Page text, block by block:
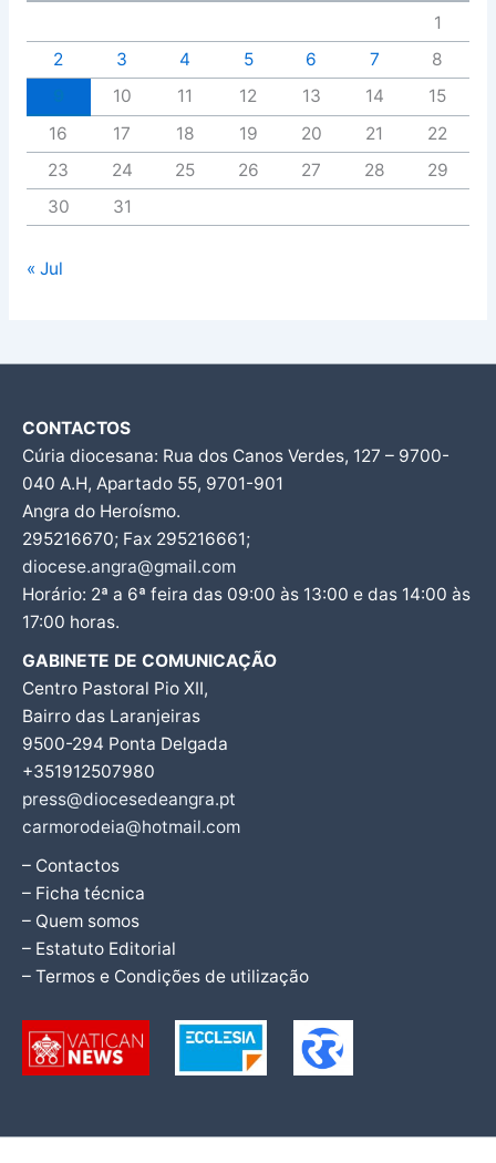
1
2
3 4 5 6 7
8
10 11 12 13 14
15
16
17 18 19 20 21
22
23
24 25 26 27 28
29
30
31
« Jul
CONTACTOS
Cúria diocesana: Rua dos Canos Verdes, 127 – 9700-
040 A.H, Apartado 55, 9701-901
Angra do Heroísmo.
295216670; Fax 295216661;
diocese.angra@gmail.com
Horário: 2ª a 6ª feira das 09:00 às 13:00 e das 14:00 às
17:00 horas.
GABINETE DE COMUNICAÇÃO
Centro Pastoral Pio XII,
Bairro das Laranjeiras
9500-294 Ponta Delgada
+351912507980
press@diocesedeangra.pt
carmorodeia@hotmail.com
– Contactos
– Ficha técnica
– Quem somos
– Estatuto Editorial
– Termos e Condições de utilização